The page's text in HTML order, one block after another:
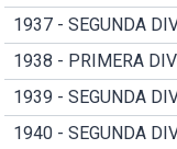
1937 - SEGUNDA
1938 - PRIMERA
1939 - SEGUNDA
1940 - SEGUNDA